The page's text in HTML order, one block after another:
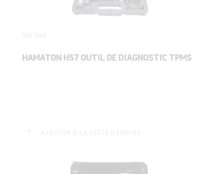
5627940
HAMATON H57 OUTIL DE DIAGNOSTIC TPMS